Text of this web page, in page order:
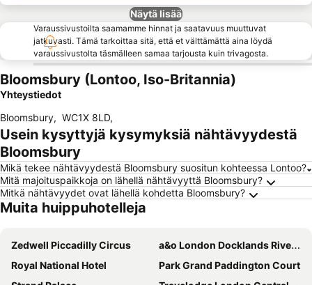
Näytä lisää
Varaussivustoilta saamamme hinnat ja saatavuus muuttuvat
jatkuvasti. Tämä tarkoittaa sitä, että et välttämättä aina löydä
varaussivustolta täsmälleen samaa tarjousta kuin trivagosta.
Bloomsbury (Lontoo, Iso-Britannia)
Yhteystiedot
Bloomsbury, WC1X 8LD,
Usein kysyttyjä kysymyksiä nähtävyydestä
Bloomsbury
Mikä tekee nähtävyydestä Bloomsbury suositun kohteessa Lontoo?
Mitä majoituspaikkoja on lähellä nähtävyyttä Bloomsbury?
Mitkä nähtävyydet ovat lähellä kohdetta Bloomsbury?
Muita huippuhotelleja
Zedwell Piccadilly Circus
a&o London Docklands Riverside
Royal National Hotel
Park Grand Paddington Court